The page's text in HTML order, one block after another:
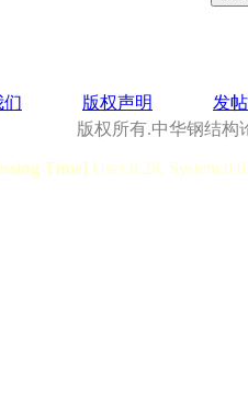
们 版权声明 发
版权所有.中华钢结构
Time] User:0.28,